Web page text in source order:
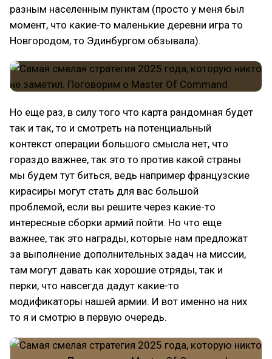
разным населенным пунктам (просто у меня был
момент, что какие-то маленькие деревни игра то
Новгородом, то Эдинбургом обзывала).
Но еще раз, в силу того что карта рандомная будет
так и так, то и смотреть на потенциальный
контекст операции большого смысла нет, что
гораздо важнее, так это то против какой страны
мы будем тут биться, ведь например французские
кирасиры могут стать для вас большой
проблемой, если вы решите через какие-то
интересные сборки армий пойти. Но что еще
важнее, так это награды, которые нам предложат
за выполнение дополнительных задач на миссии,
там могут давать как хорошие отряды, так и
перки, что навсегда дадут какие-то
модификаторы нашей армии. И вот именно на них
то я и смотрю в первую очередь.